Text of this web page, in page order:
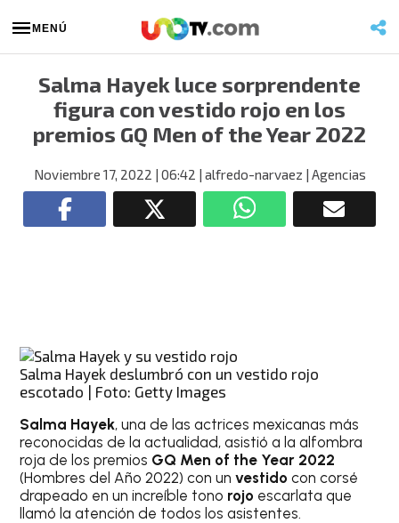
MENÚ
Salma Hayek luce sorprendente
figura con vestido rojo en los
premios GQ Men of the Year 2022
Noviembre 17, 2022 | 06:42 | alfredo-narvaez | Agencias
Salma Hayek deslumbró con un vestido rojo
escotado | Foto: Getty Images
Salma Hayek, una de las actrices mexicanas más
reconocidas de la actualidad, asistió a la alfombra
roja de los premios GQ Men of the Year 2022
(Hombres del Año 2022) con unvestido con corsé
drapeado en un increíble tono rojo escarlata que
llamó la atención de todos los asistentes.